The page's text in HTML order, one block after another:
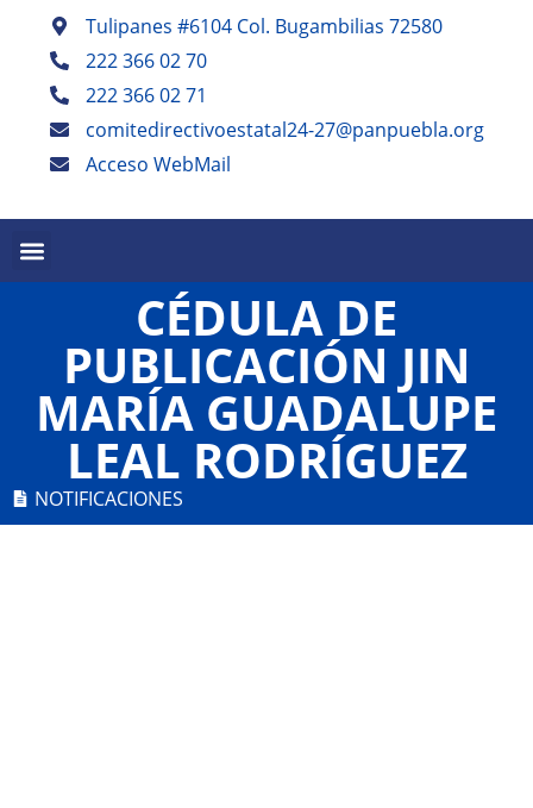
Tulipanes #6104 Col. Bugambilias 72580
222 366 02 70
222 366 02 71
comitedirectivoestatal24-27@panpuebla.org
Acceso WebMail
CÉDULA DE
PUBLICACIÓN JIN
MARÍA GUADALUPE
LEAL RODRÍGUEZ
NOTIFICACIONES